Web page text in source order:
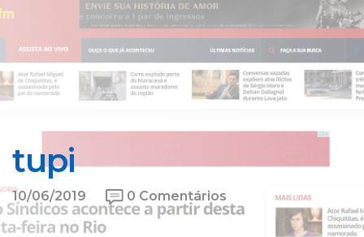
tupi
10/06/2019 0 Comentários